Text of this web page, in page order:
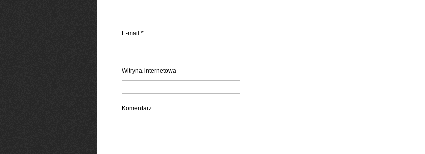
E-mail *
Witryna internetowa
Komentarz